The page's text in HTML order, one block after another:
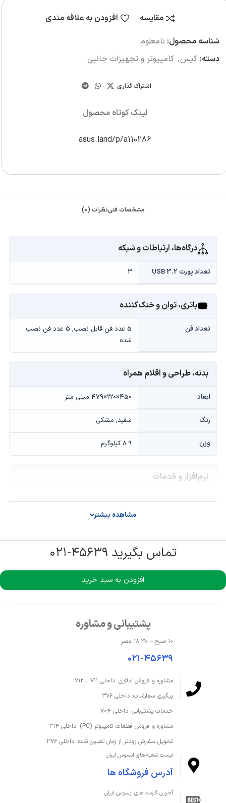
مقایسه
افزودن به علاقه مندی
شناسه محصول: نامعلوم
دسته: کیس, کامپیوتر و تجهیزات جانبی
اشتراک گذاری
لینک کوتاه محصول
asus.land/p/a110286
مشخصات فنینظرات (0)
درگاه‌ها، ارتباطات و شبکه
تعداد پورت USB 3.2 3
باتری، توان و خنک‌کننده
تعداد فن
5 عدد فن قابل نصب, 5 عدد فن نصب
شده
بدنه، طراحی و اقلام همراه
ابعاد 450×220×479 میلی متر
رنگ سفید, مشکی
وزن 8.9 کیلوگرم
نرم‌افزار و خدمات
فرم فاکتور Micro-ATX, Mini-ITX
قابلیت های دیگر
ARGB, حداکثر ارتفاع خنک‌کننده پردازنده:
165 میلی‌متر, حداکثر طول GPU: 380
میلی‌متر
مشاهده بیشتر
تماس بگیرید ۴۵۶۳۹-۰۲۱
افزودن به سبد خرید
پشتیبانی و مشاوره
۱۰ صبح – ۱۸:۳۰ عصر
۰۲۱-۴۵۶۳۹
مشاوره و فروش آنلاین: داخلی ۷۱۱ – ۷۱۲
پیگیری سفارشات: داخلی ۳۷۶
خدمات پشتیبانی: داخلی ۷۰۴
مشاوره و فروش قطعات کامپیوتر (PC): داخلی ۳۱۴
تحویل سفارش زودتر از زمان تعیین شده: داخلی ۳۷۶
لیست شعبه های ایسوس ایران
آدرس فروشگاه ها
آخرین قیمت های ایسوس ایران